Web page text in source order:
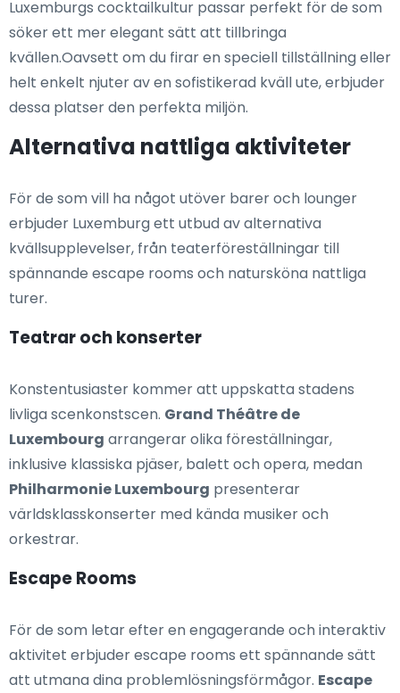
Luxemburgs cocktailkultur passar perfekt för de som
söker ett mer elegant sätt att tillbringa
kvällen.Oavsett om du firar en speciell tillställning eller
helt enkelt njuter av en sofistikerad kväll ute, erbjuder
dessa platser den perfekta miljön.
Alternativa nattliga aktiviteter
För de som vill ha något utöver barer och lounger
erbjuder Luxemburg ett utbud av alternativa
kvällsupplevelser, från teaterföreställningar till
spännande escape rooms och natursköna nattliga
turer.
Teatrar och konserter
Konstentusiaster kommer att uppskatta stadens
livliga scenkonstscen. Grand Théâtre de
Luxembourg arrangerar olika föreställningar,
inklusive klassiska pjäser, balett och opera, medan
Philharmonie Luxembourg presenterar
världsklasskonserter med kända musiker och
orkestrar.
Escape Rooms
För de som letar efter en engagerande och interaktiv
aktivitet erbjuder escape rooms ett spännande sätt
att utmana dina problemlösningsförmågor. Escape